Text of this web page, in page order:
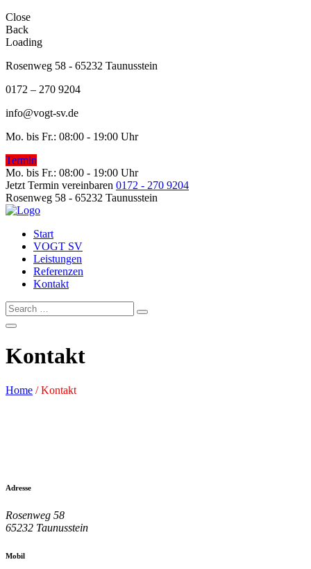
Close
Back
Loading
Rosenweg 58 - 65232 Taunusstein
0172 – 270 9204
info@vogt-sv.de
Mo. bis Fr.: 08:00 - 19:00 Uhr
Termin
Mo. bis Fr.: 08:00 - 19:00 Uhr
Jetzt Termin vereinbaren 0172 - 270 9204
Rosenweg 58 - 65232 Taunusstein
Start
VOGT SV
Leistungen
Referenzen
Kontakt
Kontakt
Home /Kontakt
Adresse
Rosenweg 58
65232 Taunusstein
Mobil